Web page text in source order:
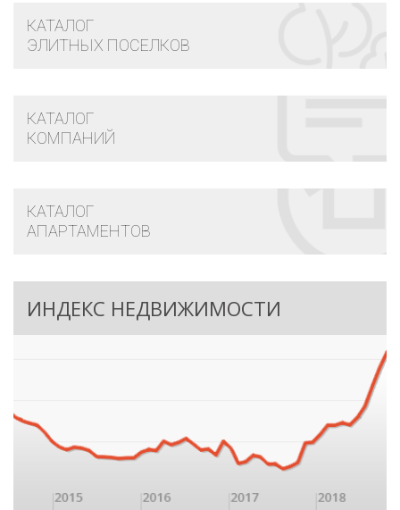
КАТАЛОГ
ЭЛИТНЫХ ПОСЕЛКОВ
КАТАЛОГ
КОМПАНИЙ
КАТАЛОГ
АПАРТАМЕНТОВ
ИНДЕКС НЕДВИЖИМОСТИ